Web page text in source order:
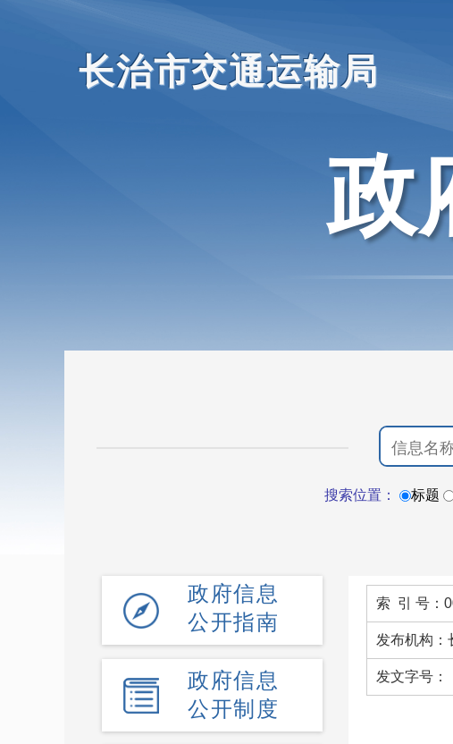
长治市交通运输局
政
搜索位置： 标题
政府信息
公开指南
政府信息
公开制度
索 引 号：
发布机构：
发文字号：